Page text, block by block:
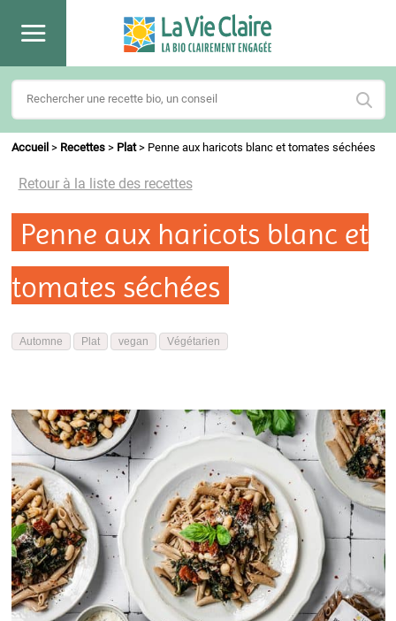
Accueil > Recettes> Plat> Penne aux haricots blanc et tomates séchées
Retour à la liste des recettes
Penne aux haricots blanc et
tomates séchées
Automne Plat vegan Végétarien